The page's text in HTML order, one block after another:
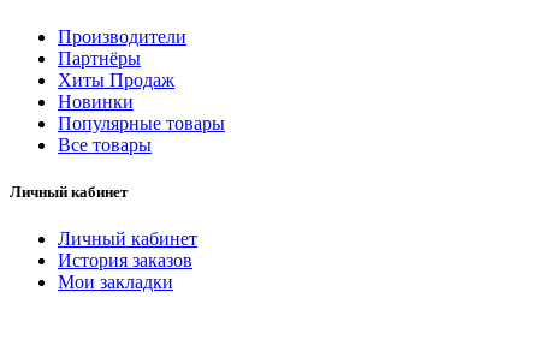
Производители
Партнёры
Хиты Продаж
Новинки
Популярные товары
Все товары
Личный кабинет
Личный кабинет
История заказов
Мои закладки